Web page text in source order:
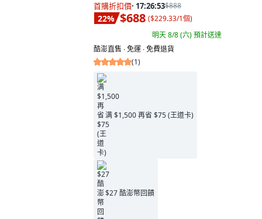
首購折扣價· 17:26:52$888
22% $688 ($229.33/1個)
明天 8/8 (六)預計送達
酷澎直售 ∙ 免運 ∙ 免費退貨
(1)
满 $1,500 再省 $75 (王道卡)
$27 酷澎幣回饋